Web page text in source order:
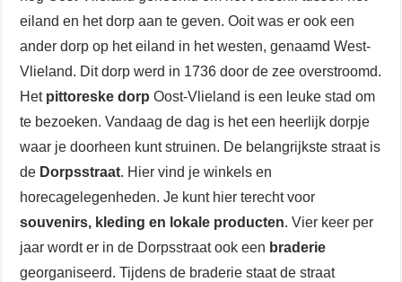
eiland en het dorp aan te geven. Ooit was er ook een
ander dorp op het eiland in het westen, genaamd West-
Vlieland. Dit dorp werd in 1736 door de zee overstroomd.
Het pittoreske dorp Oost-Vlieland is een leuke stad om
te bezoeken. Vandaag de dag is het een heerlijk dorpje
waar je doorheen kunt struinen. De belangrijkste straat is
de Dorpsstraat. Hier vind je winkels en
horecagelegenheden. Je kunt hier terecht voor
souvenirs, kleding en lokale producten. Vier keer per
jaar wordt er in de Dorpsstraat ook een braderie
georganiseerd. Tijdens de braderie staat de straat